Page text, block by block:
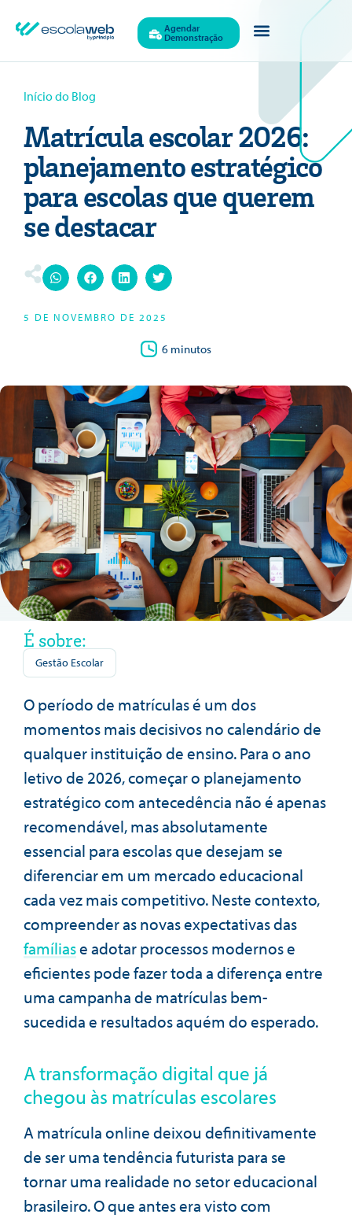
Agendar
Demonstração
Início do Blog
Matrícula escolar 2026:
planejamento estratégico
para escolas que querem
se destacar
5 DE NOVEMBRO DE 2025
6 minutos
É sobre:
Gestão Escolar
O período de matrículas é um dos
momentos mais decisivos no calendário de
qualquer instituição de ensino. Para o ano
letivo de 2026, começar o planejamento
estratégico com antecedência não é apenas
recomendável, mas absolutamente
essencial para escolas que desejam se
diferenciar em um mercado educacional
cada vez mais competitivo. Neste contexto,
compreender as novas expectativas das
famíliase adotar processos modernos e
eficientes pode fazer toda a diferença entre
uma campanha de matrículas bem-
sucedida e resultados aquém do esperado.
A transformação digital que já
chegou às matrículas escolares
A matrícula online deixou definitivamente
de ser uma tendência futurista para se
tornar uma realidade no setor educacional
brasileiro. O que antes era visto com